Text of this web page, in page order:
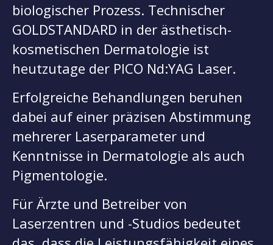
biologischer Prozess. Technischer
GOLDSTANDARD in der ästhetisch-
kosmetischen Dermatologie ist
heutzutage der PICO Nd:YAG Laser.
Erfolgreiche Behandlungen beruhen
dabei auf einer präzisen Abstimmung
mehrerer Laserparameter und
Kenntnisse in Dermatologie als auch
Pigmentologie.
Für Ärzte und Betreiber von
Laserzentren und -Studios bedeutet